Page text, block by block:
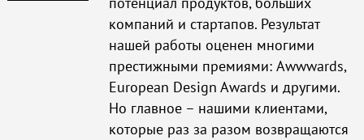
компаний и стартапов. Результат
нашей работы оценен многими
престижными премиями: Awwwards,
European Design Awards и другими.
Но главное – нашими клиентами,
которые раз за разом возвращаются